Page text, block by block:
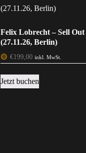
Felix Lobrecht – Sell Out
(27.11.26, Berlin)
🟡 €199,00 inkl. MwSt.
Jetzt buchen